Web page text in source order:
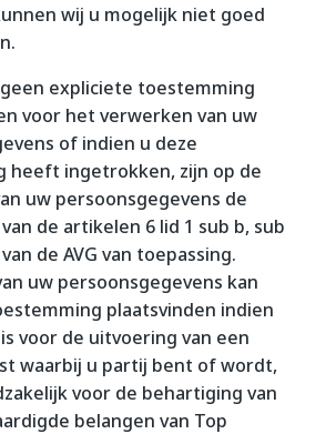
wij u mogelijk niet goed
expliciete toestemming
voor het verwerken van uw
of indien u deze
heeft ingetrokken, zijn op de
uw persoonsgegevens de
de artikelen 6 lid 1 sub b, sub
de AVG van toepassing.
uw persoonsgegevens kan
plaatsvinden indien
voor de uitvoering van een
waarbij u partij bent of wordt,
voor de behartiging van
belangen van Top